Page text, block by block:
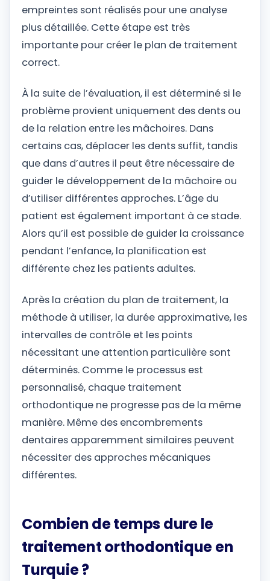
empreintes sont réalisés pour une analyse
plus détaillée. Cette étape est très
importante pour créer le plan de traitement
correct.
À la suite de l’évaluation, il est déterminé si le
problème provient uniquement des dents ou
de la relation entre les mâchoires. Dans
certains cas, déplacer les dents suffit, tandis
que dans d’autres il peut être nécessaire de
guider le développement de la mâchoire ou
d’utiliser différentes approches. L’âge du
patient est également important à ce stade.
Alors qu’il est possible de guider la croissance
pendant l’enfance, la planification est
différente chez les patients adultes.
Après la création du plan de traitement, la
méthode à utiliser, la durée approximative, les
intervalles de contrôle et les points
nécessitant une attention particulière sont
déterminés. Comme le processus est
personnalisé, chaque traitement
orthodontique ne progresse pas de la même
manière. Même des encombrements
dentaires apparemment similaires peuvent
nécessiter des approches mécaniques
différentes.
Combien de temps dure le
traitement orthodontique en
Turquie ?